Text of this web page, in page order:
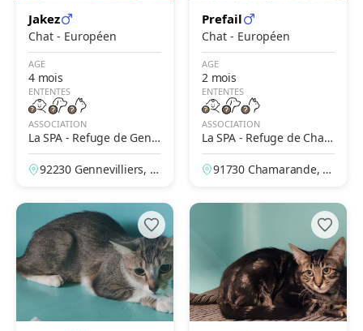
Jakez
Chat - Européen
AGE
4 mois
ENTENTES
ASSOCIATION
La SPA - Refuge de Genn
evilliers – Grammont
92230 Gennevilliers, H
Prefail
Chat - Européen
AGE
2 mois
ENTENTES
ASSOCIATION
La SPA - Refuge de Cham
arande
91730 Chamarande, Es